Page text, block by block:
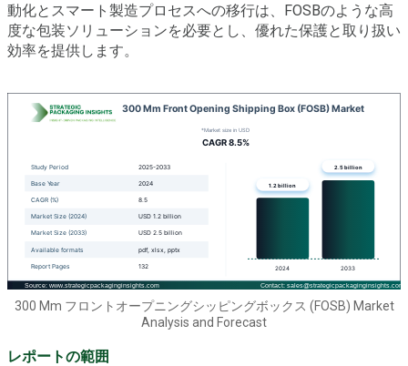
動化とスマート製造プロセスへの移行は、FOSBのような高
度な包装ソリューションを必要とし、優れた保護と取り扱い
効率を提供します。
300 Mm フロントオープニングシッピングボックス (FOSB) Market
Analysis and Forecast
レポートの範囲